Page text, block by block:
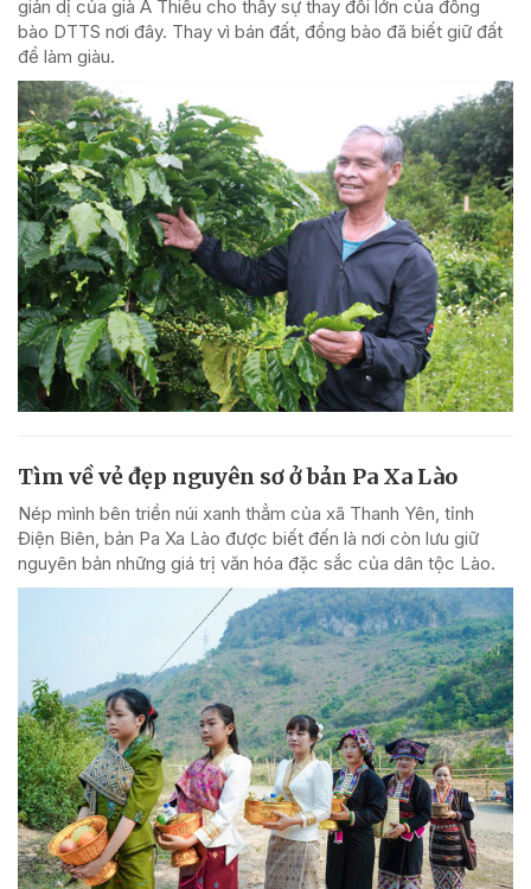
giản dị của già A Thiếu cho thấy sự thay đổi lớn của đồng
bào DTTS nơi đây. Thay vì bán đất, đồng bào đã biết giữ đất
để làm giàu.
Tìm về vẻ đẹp nguyên sơ ở bản Pa Xa Lào
Nép mình bên triền núi xanh thẳm của xã Thanh Yên, tỉnh
Điện Biên, bản Pa Xa Lào được biết đến là nơi còn lưu giữ
nguyên bản những giá trị văn hóa đặc sắc của dân tộc Lào.